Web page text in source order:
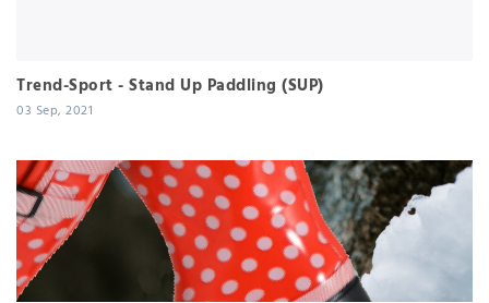
Trend-Sport - Stand Up Paddling (SUP)
03 Sep, 2021